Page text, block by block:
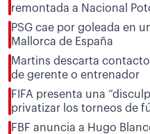
remontada a Nacional
PSG cae por goleada en
Mallorca de España
Martins descarta
de gerente o entrenador
FIFA presenta una
privatizar los torneos de
FBF anuncia a Hugo